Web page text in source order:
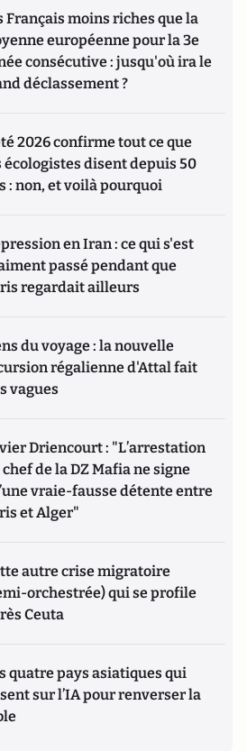
Français moins riches que la
européenne pour la 3e
consécutive : jusqu'où ira le
déclassement ?
2026 confirme tout ce que
écologistes disent depuis 50
: non, et voilà pourquoi
en Iran : ce qui s'est
passé pendant que
regardait ailleurs
du voyage : la nouvelle
régalienne d'Attal fait
vagues
Driencourt : "L’arrestation
de la DZ Mafia ne signe
vraie-fausse détente entre
et Alger"
autre crise migratoire
orchestrée) qui se profile
Ceuta
quatre pays asiatiques qui
sur l’IA pour renverser la